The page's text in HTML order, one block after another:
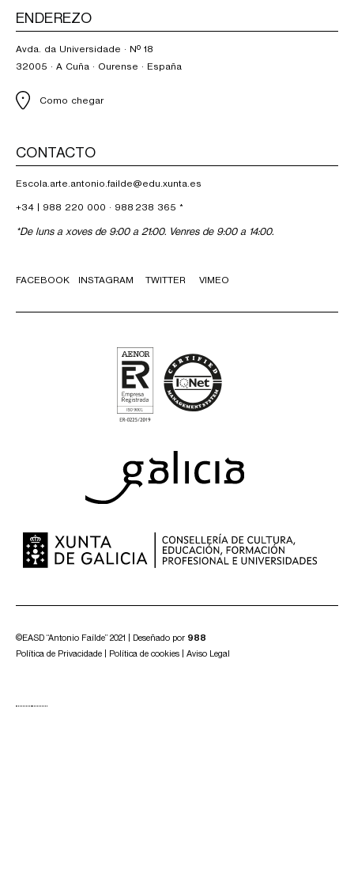
ENDEREZO
Avda. da Universidade · Nº 18
32005 · A Cuña · Ourense · España
Como chegar
CONTACTO
Escola.arte.antonio.failde@edu.xunta.es
+34 | 988 220 000 · 988 238 365 *
*De luns a xoves de 9:00 a 21:00. Venres de 9:00 a 14:00.
FACEBOOK INSTAGRAM TWITTER VIMEO
©EASD “Antonio Faílde” 2021 | Deseñado por 988
Política de Privacidade
Política de cookies Aviso Legal